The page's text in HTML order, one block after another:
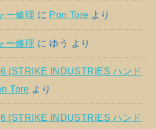
ー修理 に Pon Tore より
ー修理 に ゆう より
(STRIKE INDUSTRIES ハンド
Tore より
(STRIKE INDUSTRIES ハンド